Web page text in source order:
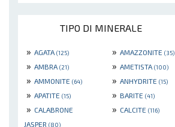
TIPO DI MINERALE
» AGATA (125) » AMAZZONITE (35)
» AMBRA (21) » AMETISTA (100)
» AMMONITE (64) » ANHYDRITE (15)
» APATITE (15) » BARITE (41)
» CALABRONE
JASPER (80)
» CALCITE (116)